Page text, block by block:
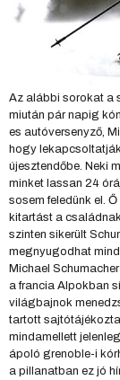
Az alábbi sorokat a
miután pár napig
es autóversenyző,
hogy
újesztendőbe. Neki
minket lassan 24
sosem feledünk el.
kitartást a
szinten sikerült
megnyugodhat
Michael
a francia Alpokban
világbajnok
tartott
mindamellett
ápoló grenoble-i
a pillanatban ez jó